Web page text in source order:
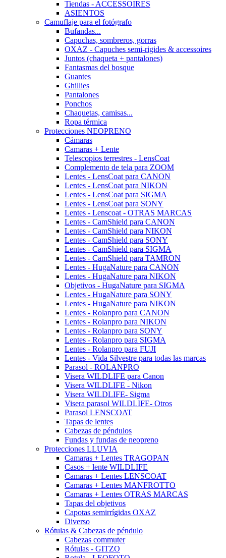
Tiendas - ACCESSOIRES
ASIENTOS
Camuflaje para el fotógrafo
Bufandas...
Capuchas, sombreros, gorras
OXAZ - Capuches semi-rigides & accessoires
Juntos (chaqueta + pantalones)
Fantasmas del bosque
Guantes
Ghillies
Pantalones
Ponchos
Chaquetas, camisas...
Ropa térmica
Protecciones NEOPRENO
Cámaras
Camaras + Lente
Telescopios terrestres - LensCoat
Complemento de tela para ZOOM
Lentes - LensCoat para CANON
Lentes - LensCoat para NIKON
Lentes - LensCoat para SIGMA
Lentes - LensCoat para SONY
Lentes - Lenscoat - OTRAS MARCAS
Lentes - CamShield para CANON
Lentes - CamShield para NIKON
Lentes - CamShield para SONY
Lentes - CamShield para SIGMA
Lentes - CamShield para TAMRON
Lentes - HugaNature para CANON
Lentes - HugaNature para NIKON
Objetivos - HugaNature para SIGMA
Lentes - HugaNature para SONY
Lentes - HugaNature para NIKON
Lentes - Rolanpro para CANON
Lentes - Rolanpro para NIKON
Lentes - Rolanpro para SONY
Lentes - Rolanpro para SIGMA
Lentes - Rolanpro para FUJI
Lentes - Vida Silvestre para todas las marcas
Parasol - ROLANPRO
Visera WILDLIFE para Canon
Visera WILDLIFE - Nikon
Visera WILDLIFE- Sigma
Visera parasol WILDLIFE- Otros
Parasol LENSCOAT
Tapas de lentes
Cabezas de péndulos
Fundas y fundas de neopreno
Protecciones LLUVIA
Camaras + Lentes TRAGOPAN
Casos + lente WILDLIFE
Camaras + Lentes LENSCOAT
Camaras + Lentes MANFROTTO
Camaras + Lentes OTRAS MARCAS
Tapas del objetivos
Capotas semirrígidas OXAZ
Diverso
Rótulas & Cabezas de péndulo
Cabezas commuter
Rótulas - GITZO